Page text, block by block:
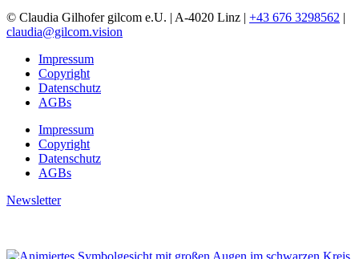
© Claudia Gilhofer gilcom e.U. | A-4020 Linz | +43 676 3298562 |
claudia@gilcom.vision
Impressum
Copyright
Datenschutz
AGBs
Impressum
Copyright
Datenschutz
AGBs
Newsletter